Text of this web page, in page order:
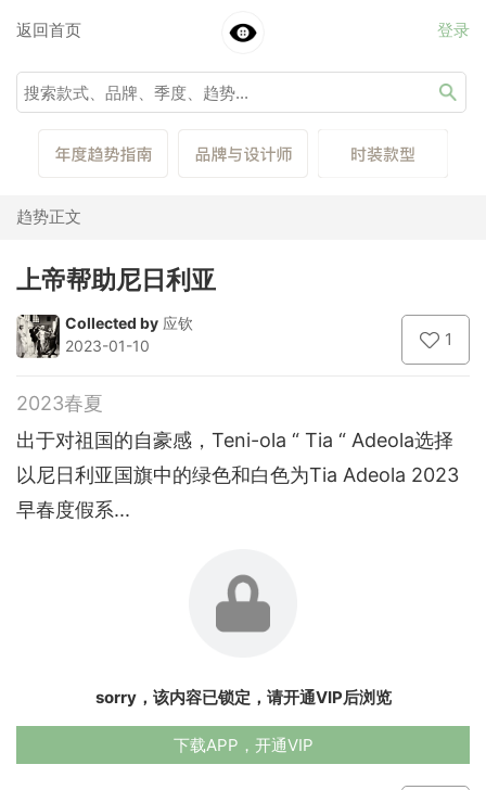
返回首页 登录
趋势正文
上帝帮助尼日利亚
Collected by 应钦
2023-01-10
1
2023春夏
出于对祖国的自豪感，Teni-ola “ Tia “ Adeola选择
以尼日利亚国旗中的绿色和白色为Tia Adeola 2023
早春度假系...
sorry，该内容已锁定，请开通VIP后浏览
下载APP，开通VIP